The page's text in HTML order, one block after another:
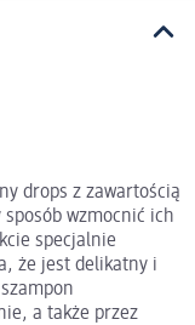
drops z zawartością
wzmocnić ich
specjalnie
że jest delikatny i
a także przez